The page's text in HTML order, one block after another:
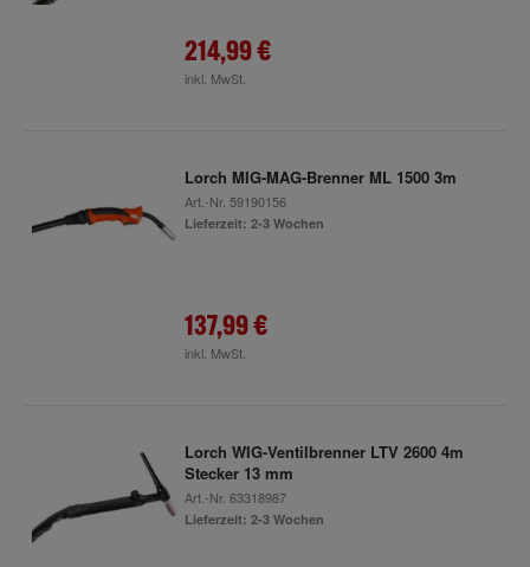
214,99 €
inkl. MwSt.
Lorch MIG-MAG-Brenner ML 1500 3m
Art.-Nr. 59190156
Lieferzeit: 2-3 Wochen
137,99 €
inkl. MwSt.
Lorch WIG-Ventilbrenner LTV 2600 4m
Stecker 13 mm
Art.-Nr. 63318987
Lieferzeit: 2-3 Wochen